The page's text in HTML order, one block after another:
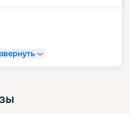
площадка, настольный
свой вариант
желании на лайнере
и цифровой